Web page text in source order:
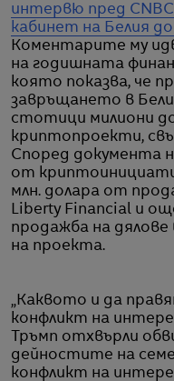
интервю пред
кабинет на Белия
Коментарите му
на годишната
която показва, че
завръщането в
стотици милиони
криптопроекти,
Според документа
от
млн. долара от
Liberty Financial и
продажба на дялове
на проекта.
„Каквото и да
конфликт на
Тръмп отхвърли
дейностите на
конфликт на